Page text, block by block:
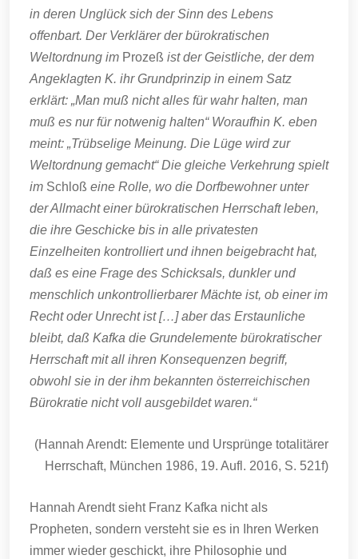
in deren Unglück sich der Sinn des Lebens
offenbart. Der Verklärer der bürokratischen
Weltordnung im Prozeß ist der Geistliche, der dem
Angeklagten K. ihr Grundprinzip in einem Satz
erklärt: „Man muß nicht alles für wahr halten, man
muß es nur für notwenig halten“ Woraufhin K. eben
meint: „Trübselige Meinung. Die Lüge wird zur
Weltordnung gemacht“ Die gleiche Verkehrung spielt
im Schloß eine Rolle, wo die Dorfbewohner unter
der Allmacht einer bürokratischen Herrschaft leben,
die ihre Geschicke bis in alle privatesten
Einzelheiten kontrolliert und ihnen beigebracht hat,
daß es eine Frage des Schicksals, dunkler und
menschlich unkontrollierbarer Mächte ist, ob einer im
Recht oder Unrecht ist […] aber das Erstaunliche
bleibt, daß Kafka die Grundelemente bürokratischer
Herrschaft mit all ihren Konsequenzen begriff,
obwohl sie in der ihm bekannten österreichischen
Bürokratie nicht voll ausgebildet waren.“
(Hannah Arendt: Elemente und Ursprünge totalitärer
Herrschaft, München 1986, 19. Aufl. 2016, S. 521f)
Hannah Arendt sieht Franz Kafka nicht als
Propheten, sondern versteht sie es in Ihren Werken
immer wieder geschickt, ihre Philosophie und